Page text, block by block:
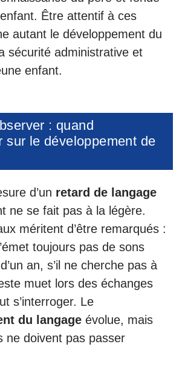
Être attentif à ces
autant le développement du
sécurité administrative et
enfant.
: quand
sur le développement de
d’un retard de langage
ne se fait pas à la légère.
méritent d’être remarqués :
toujours pas de sons
an, s’il ne cherche pas à
muet lors des échanges
s’interroger. Le
du langage évolue, mais
ne doivent pas passer